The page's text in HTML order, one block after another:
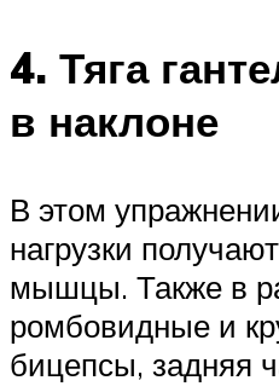
4. Тяга
в наклоне
В этом
нагрузки
мышцы. Также в
ромбовидные и
бицепсы, задняя